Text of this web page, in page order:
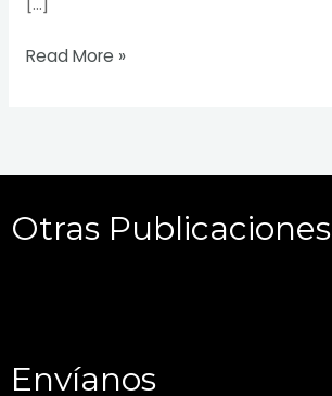
Read More »
Otras Publicaciones
Envíanos